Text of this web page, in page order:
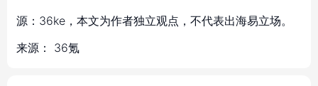
源：36ke，本文为作者独立观点，不代表出海易立场。
来源： 36氪